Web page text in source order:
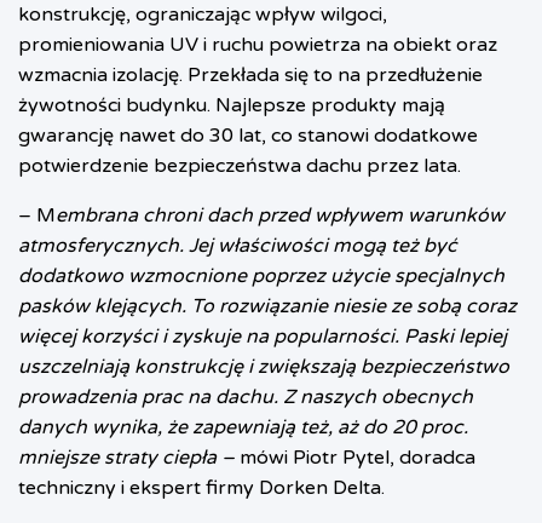
konstrukcję, ograniczając wpływ wilgoci,
promieniowania UV i ruchu powietrza na obiekt oraz
wzmacnia izolację. Przekłada się to na przedłużenie
żywotności budynku. Najlepsze produkty mają
gwarancję nawet do 30 lat, co stanowi dodatkowe
potwierdzenie bezpieczeństwa dachu przez lata.
– Membrana chroni dach przed wpływem warunków
atmosferycznych. Jej właściwości mogą też być
dodatkowo wzmocnione poprzez użycie specjalnych
pasków klejących. To rozwiązanie niesie ze sobą coraz
więcej korzyści i zyskuje na popularności. Paski lepiej
uszczelniają konstrukcję i zwiększają bezpieczeństwo
prowadzenia prac na dachu. Z naszych obecnych
danych wynika, że zapewniają też, aż do 20 proc.
mniejsze straty ciepła – mówi Piotr Pytel, doradca
techniczny i ekspert firmy Dorken Delta.